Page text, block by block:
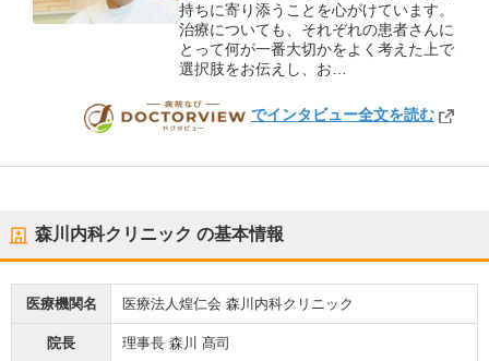
持ちに寄り添うことを心がけています。
治療についても、それぞれの患者さんに
とって何が一番大切かをよく考えた上で
選択肢をお伝えし、お…
DOCTORVIEW
でインタビュー全文を読む
森川内科クリニック の基本情報
医療機関名 医療法人煌仁会 森川内科クリニック
院長 理事長 森川 髙司